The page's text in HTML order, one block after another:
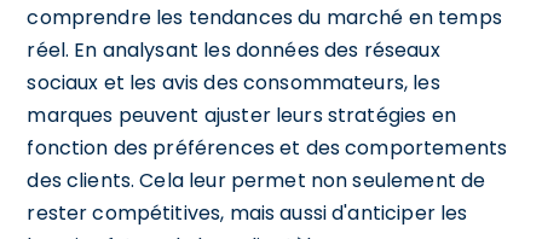
comprendre les tendances du marché en temps
réel. En analysant les données des réseaux
sociaux et les avis des consommateurs, les
marques peuvent ajuster leurs stratégies en
fonction des préférences et des comportements
des clients. Cela leur permet non seulement de
rester compétitives, mais aussi d'anticiper les